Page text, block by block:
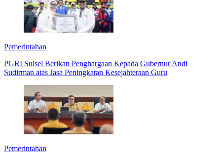
Pemerintahan
PGRI Sulsel Berikan Penghargaan Kepada Gubernur Andi
Sudirman atas Jasa Peningkatan Kesejahteraan Guru
Pemerintahan